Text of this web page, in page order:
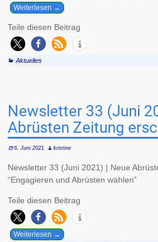
Weiterlesen →
Teile diesen Beitrag
Aktuelles
Newsletter 33 (Juni
Abrüsten Zeitung
6. Juni 2021 kristine
Newsletter 33 (Juni 2021) | Neue
“Engagieren und Abrüsten wählen”
Teile diesen Beitrag
Weiterlesen →